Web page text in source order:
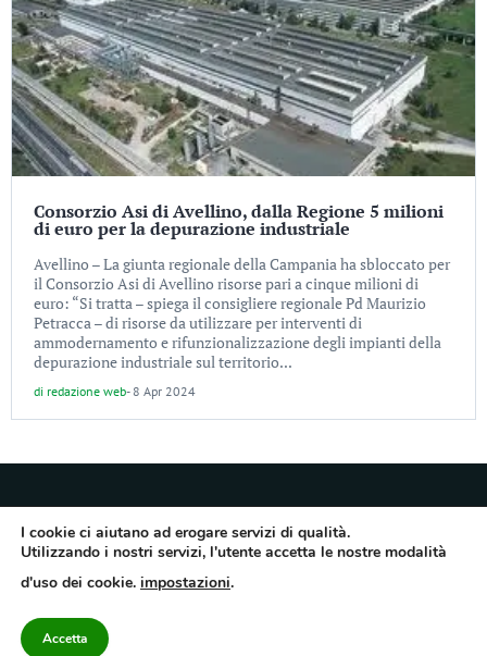
Consorzio Asi di Avellino, dalla Regione 5 milioni
di euro per la depurazione industriale
Avellino – La giunta regionale della Campania ha sbloccato per
il Consorzio Asi di Avellino risorse pari a cinque milioni di
euro: “Si tratta – spiega il consigliere regionale Pd Maurizio
Petracca – di risorse da utilizzare per interventi di
ammodernamento e rifunzionalizzazione degli impianti della
depurazione industriale sul territorio...
di redazione web- 8 Apr 2024
Quotidiano dell’Irpinia, a diffusione regionale. Reg. Trib. di Avellino n.7/12 del
10/9/2012. Iscritto nel Registro Operatori di Comunicazione al n.7671
Avellino – Cap.Soc. 20.000 € – REA 187346 – PI/CF. Reg. naz. stampa 10218/99
I cookie ci aiutano ad erogare servizi di qualità.
Utilizzando i nostri servizi, l'utente accetta le nostre modalità
d'uso dei cookie. impostazioni.
Accetta